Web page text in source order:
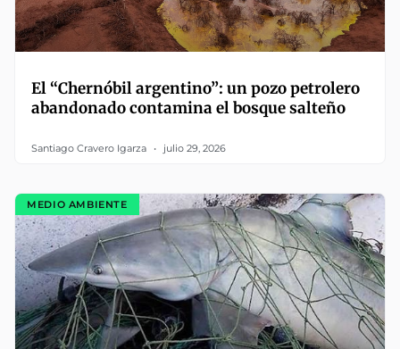
El “Chernóbil argentino”: un pozo petrolero
abandonado contamina el bosque salteño
Santiago Cravero Igarza julio 29, 2026
MEDIO AMBIENTE